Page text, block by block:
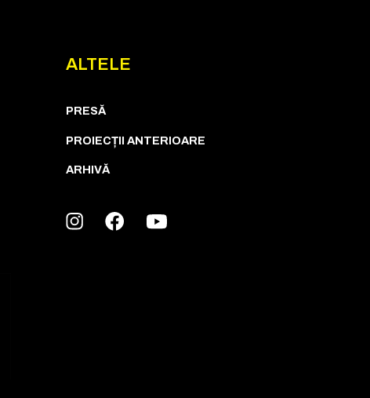
ALTELE
PRESĂ
PROIECȚII ANTERIOARE
ARHIVĂ